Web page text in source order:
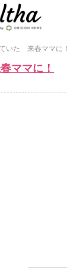
いた 来春ママに！
ママに！